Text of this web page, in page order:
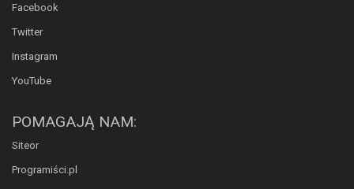
Facebook
Twitter
Instagram
YouTube
POMAGAJĄ NAM:
Siteor
Programiści.pl